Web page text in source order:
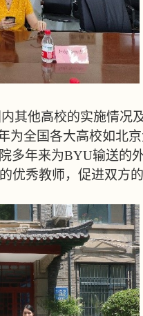
其他高校的实施情况
为全国各大高校如北
多年来为BYU输送的
秀教师，促进双方的